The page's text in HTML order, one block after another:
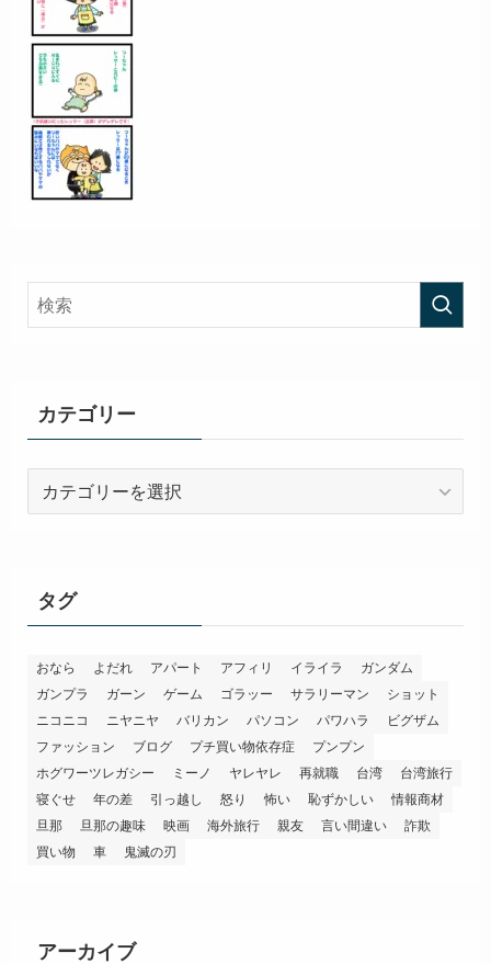
カテゴリー
タグ
おなら よだれ アパート アフィリ イライラ
ガンダム
ガンプラ
ガーン ゲーム ゴラッー サラリーマン
ショット
ニコニコ
ニヤニヤ バリカン パソコン パワハラ
ビグザム
ファッション
ブログ プチ買い物依存症
プンプン
ホグワーツレガシー
ミーノ ヤレヤレ 再就職 台湾
台湾旅行
寝ぐせ
年の差 引っ越し 怒り 怖い 恥ずかしい
情報商材
旦那
旦那の趣味 映画 海外旅行 親友 言い間違い
詐欺
買い物
車 鬼滅の刃
アーカイブ